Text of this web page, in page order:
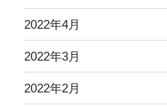
2022年4月
2022年3月
2022年2月